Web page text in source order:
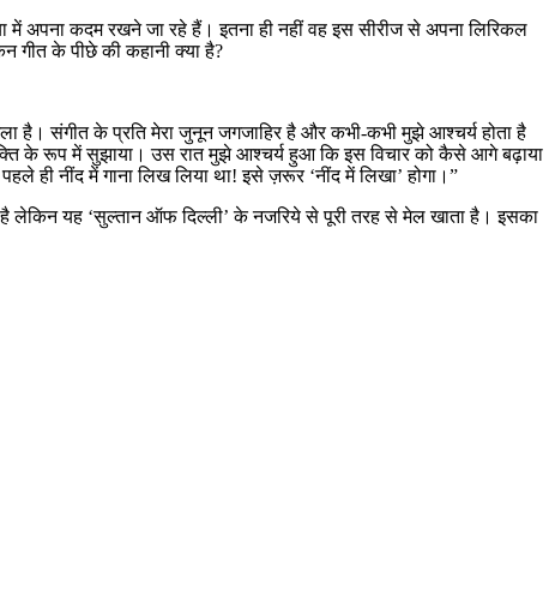
में अपना कदम रखने जा रहे हैं। इतना ही नहीं वह इस सीरीज से अपना लिरिकल
गीत के पीछे की कहानी क्या है?
है। संगीत के प्रति मेरा जुनून जगजाहिर है और कभी-कभी मुझे आश्चर्य होता है
के रूप में सुझाया। उस रात मुझे आश्चर्य हुआ कि इस विचार को कैसे आगे बढ़ाया
नींद में गाना लिख ​​लिया था! इसे ज़रूर ‘नींद में लिखा’ होगा।”
है लेकिन यह ‘सुल्तान ऑफ दिल्ली’ के नजरिये से पूरी तरह से मेल खाता है। इसका